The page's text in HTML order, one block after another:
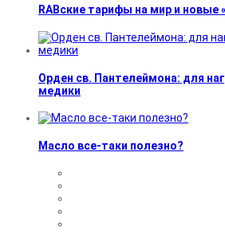
RABские тарифы на мир и
Орден св. Пантелеймона: для
медики
Масло все-таки полезно?